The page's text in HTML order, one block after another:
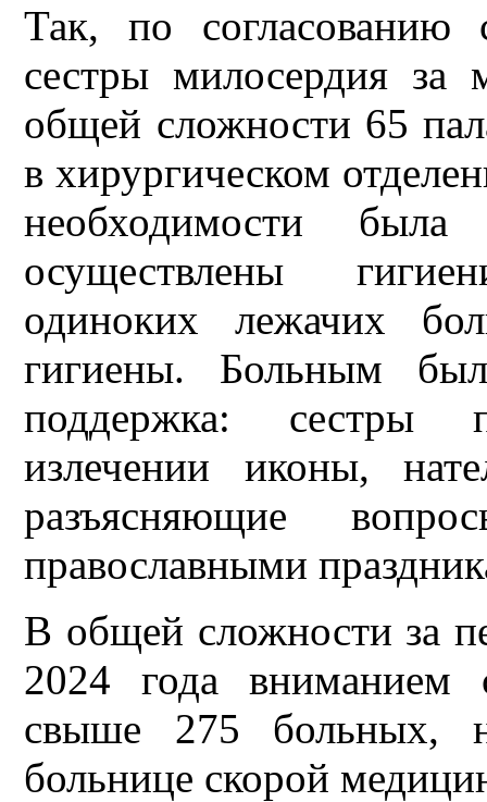
Так, по согласованию
сестры милосердия за
общей сложности 65
в хирургическом
необходимости
осуществлены
одиноких лежачих
гигиены. Больным
поддержка: сестры
излечении иконы,
разъясняющие
православными
В общей сложности за
2024 года вниманием
свыше 275 больных,
больнице скорой